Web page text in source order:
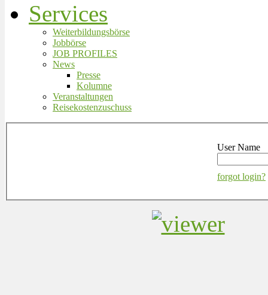
Services
Weiterbildungsbörse
Jobbörse
JOB PROFILES
News
Presse
Kolumne
Veranstaltungen
Reisekostenzuschuss
User Name
forgot login?